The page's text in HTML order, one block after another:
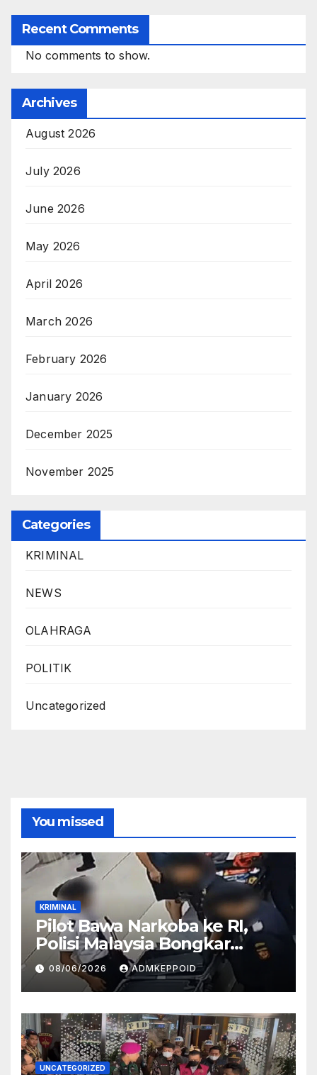
Recent Comments
No comments to show.
Archives
August 2026
July 2026
June 2026
May 2026
April 2026
March 2026
February 2026
January 2026
December 2025
November 2025
Categories
KRIMINAL
NEWS
OLAHRAGA
POLITIK
Uncategorized
You missed
KRIMINAL
Pilot Bawa Narkoba ke RI,
Polisi Malaysia Bongkar
Sosok Pemasok di Balik
Kasus Ini
08/06/2026 ADMKEPPOID
UNCATEGORIZED